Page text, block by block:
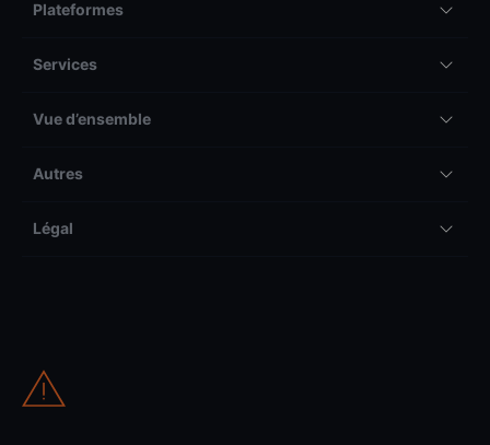
Plateformes
Services
Vue d’ensemble
Autres
Légal